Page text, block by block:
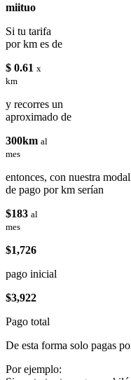
miituo
Si tu tarifa
por km es de
$ 0.61 x
km
y recorres un
aproximado de
300km al
mes
entonces, con nuestra
de pago por km serían
$183 al
mes
$1,726
pago inicial
$3,922
Pago total
De esta forma solo pagas
Por ejemplo: